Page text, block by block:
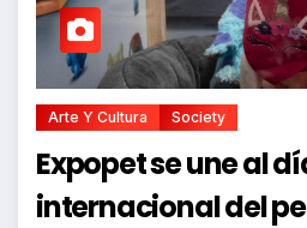
Arte Y Cultura Society
Expopet se une al
internacional del